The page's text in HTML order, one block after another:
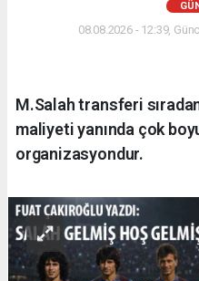
08.08.2026 - 12:39,
M.Salah transferi
maliyeti yanında çok
organizasyondur.